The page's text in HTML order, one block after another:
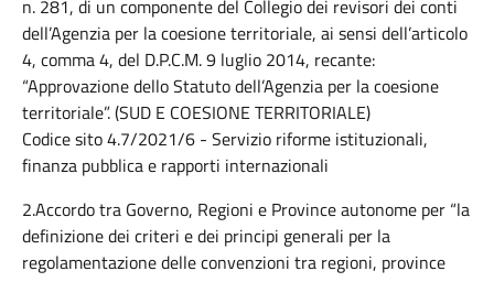
n. 281, di un componente del Collegio dei revisori dei conti
dell’Agenzia per la coesione territoriale, ai sensi dell’articolo
4, comma 4, del D.P.C.M. 9 luglio 2014, recante:
“Approvazione dello Statuto dell’Agenzia per la coesione
territoriale”. (SUD E COESIONE TERRITORIALE)
Codice sito 4.7/2021/6 - Servizio riforme istituzionali,
finanza pubblica e rapporti internazionali
2.Accordo tra Governo, Regioni e Province autonome per “la
definizione dei criteri e dei principi generali per la
regolamentazione delle convenzioni tra regioni, province